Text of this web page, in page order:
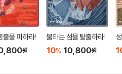
물을 피하라!
원
불타는 섬을 탈출하라!
10% 10,800원